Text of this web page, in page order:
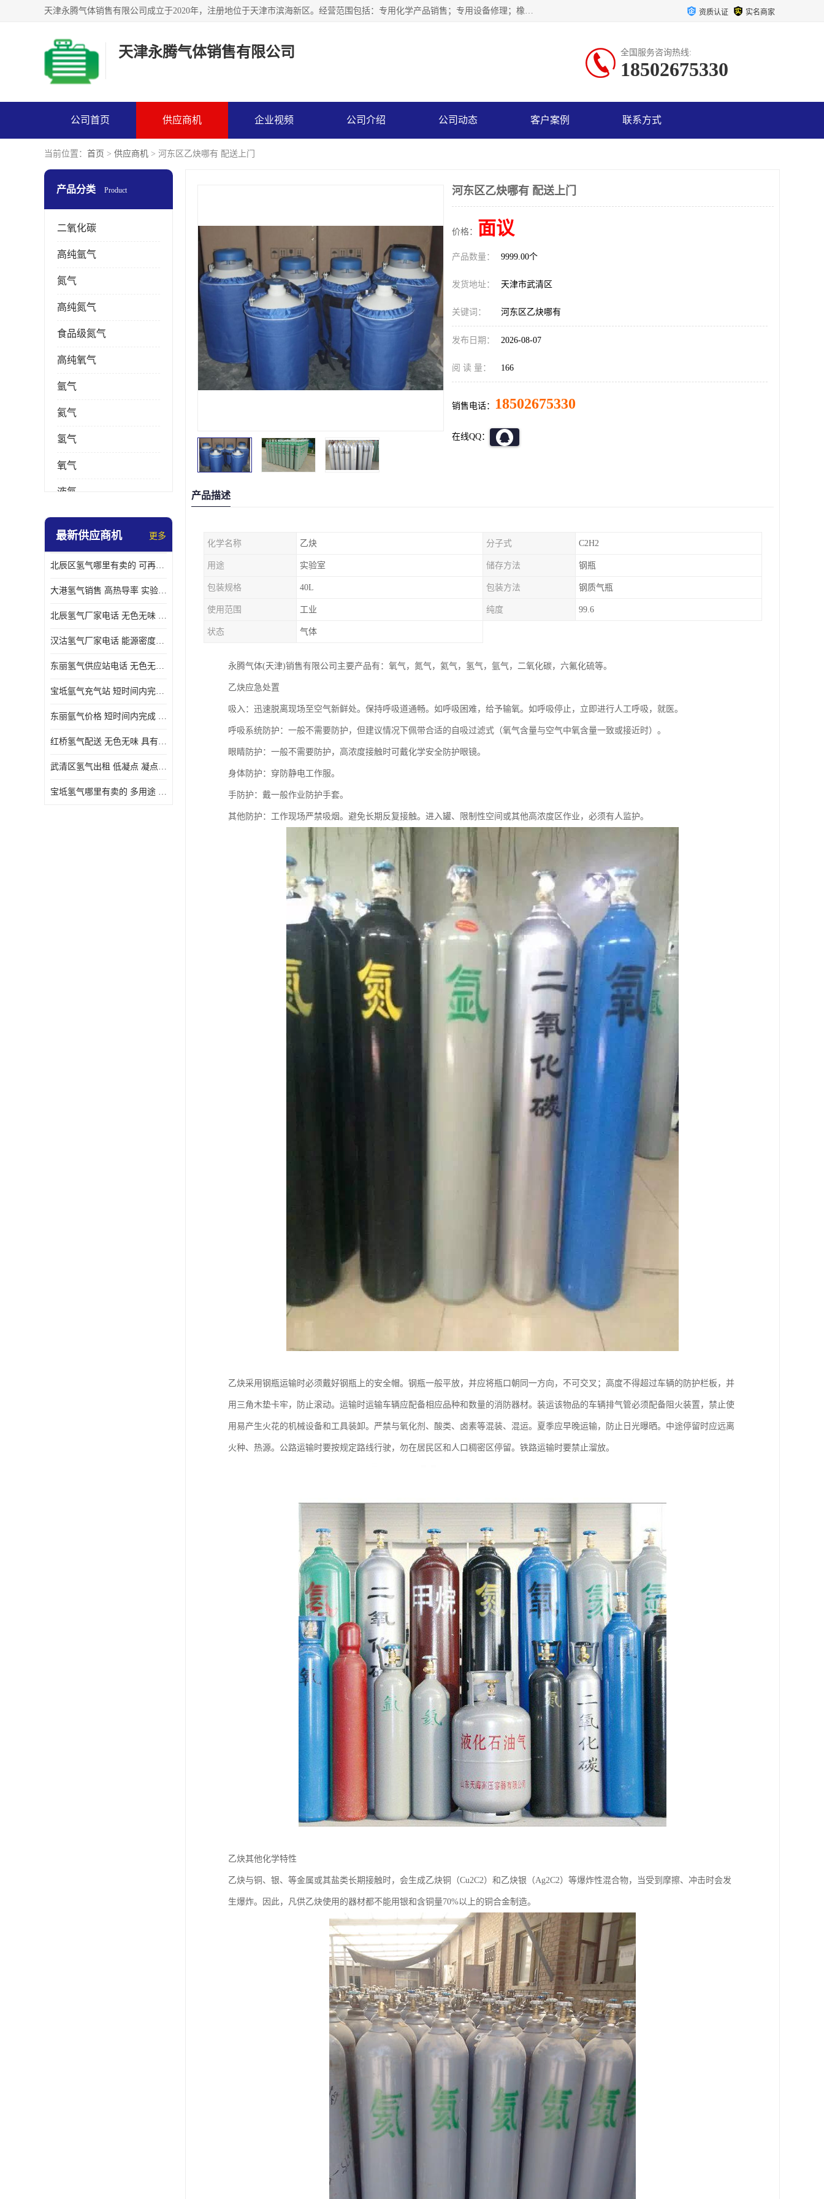
天津永腾气体销售有限公司成立于2020年，注册地位于天津市滨海新区。经营范围包括：专用化学产品销售；专用设备修理；橡胶制品销售；气体压缩机械销售；特种设备销售；仪器仪表销售；机械设备租赁；五金产品批发；食品添加剂销售等，主要供应：氧气、乙炔、氮气、氩气、氢气、氦气、液氨、液氮、一氧化碳、二氧化碳等，各种工业气体，高纯气体，食品级气体。 资质认证 实名商家
天津永腾气体销售有限公司 全国服务咨询热线:
18502675330
公司首页 供应商机 企业视频 公司介绍 公司动态 客户案例 联系方式
当前位置： 首页 > 供应商机 > 河东区乙炔哪有 配送上门
产品分类 Product
二氧化碳
高纯氩气
氮气
高纯氮气
食品级氮气
高纯氧气
氩气
氦气
氢气
氧气
液氮
乙炔
最新供应商机 更多
北辰区氢气哪里有卖的 可再生 实验室应用
大港氢气销售 高热导率 实验室应用
北辰氢气厂家电话 无色无味 凝点为-259
汉沽氢气厂家电话 能源密度高 储存和传输便利
东丽氢气供应站电话 无色无味 储存和传输便利
宝坻氩气充气站 短时间内完成 人员经过培训
东丽氩气价格 短时间内完成 物流管理优良
红桥氢气配送 无色无味 具有较低的密度
武清区氢气出租 低凝点 凝点为-259
宝坻氢气哪里有卖的 多用途 可以在空气中上升
河东区乙炔哪有 配送上门
价格： 面议
产品数量： 9999.00个
发货地址： 天津市武清区
关键词： 河东区乙炔哪有
发布日期： 2026-08-07
阅 读 量： 166
销售电话： 18502675330
在线QQ：
产品描述
化学名称 乙炔 分子式 C2H2
用途 实验室 储存方法 钢瓶
包装规格 40L 包装方法 钢质气瓶
使用范围 工业 纯度 99.6
状态 气体
永腾气体(天津)销售有限公司主要产品有：氧气，氮气，氦气，氢气，氩气，二氧化碳，六氟化硫等。
乙炔应急处置
吸入：迅速脱离现场至空气新鲜处。保持呼吸道通畅。如呼吸困难，给予输氧。如呼吸停止，立即进行人工呼吸，就医。
呼吸系统防护：一般不需要防护，但建议情况下佩带合适的自吸过滤式（氧气含量与空气中氧含量一致或接近时）。
眼睛防护：一般不需要防护，高浓度接触时可戴化学安全防护眼镜。
身体防护：穿防静电工作服。
手防护：戴一般作业防护手套。
其他防护：工作现场严禁吸烟。避免长期反复接触。进入罐、限制性空间或其他高浓度区作业，必须有人监护。
乙炔采用钢瓶运输时必须戴好钢瓶上的安全帽。钢瓶一般平放，并应将瓶口朝同一方向，不可交叉；高度不得超过车辆的防护栏板，并
用三角木垫卡牢，防止滚动。运输时运输车辆应配备相应品种和数量的消防器材。装运该物品的车辆排气管必须配备阻火装置，禁止使
用易产生火花的机械设备和工具装卸。严禁与氧化剂、酸类、卤素等混装、混运。夏季应早晚运输，防止日光曝晒。中途停留时应远离
火种、热源。公路运输时要按规定路线行驶，勿在居民区和人口稠密区停留。铁路运输时要禁止溜放。
乙炔其他化学特性
乙炔与铜、银、等金属或其盐类长期接触时，会生成乙炔铜（Cu2C2）和乙炔银（Ag2C2）等爆炸性混合物，当受到摩擦、冲击时会发
生爆炸。因此，凡供乙炔使用的器材都不能用银和含铜量70%以上的铜合金制造。